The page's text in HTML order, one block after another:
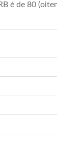
é de 80